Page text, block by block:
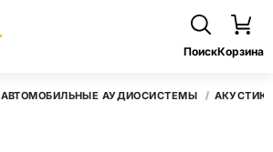
ПоискКорзина
АВТОМОБИЛЬНЫЕ АУДИОСИСТЕМЫ